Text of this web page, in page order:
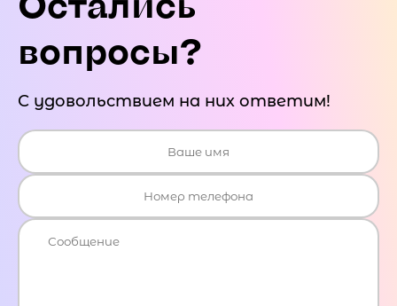
вопросы?
С удовольствием на них ответим!